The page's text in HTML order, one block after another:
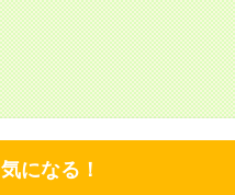
気になる！